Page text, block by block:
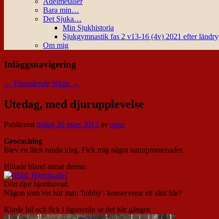
Bara min…
Det Sjuka…
Min Sjukhistoria
Sjukgymnastik fas 2 v13-16 (4v) 2021 efter
Om mig
Inläggsnavigering
← Föregående Nästa →
Utedag, med djurupplevelse
Publicerattisdag 20 mars 2012 av nisse
Geocaching
Blev en liten runda idag. Fick mig några naturpromenader.
Hittade bland annat denna:
Dött djur hjorthuvud.
Någon som vet hur man 'hobby'- konserverar ett sånt här?
Körde bil och fick i ögonvrån se det här gänget: